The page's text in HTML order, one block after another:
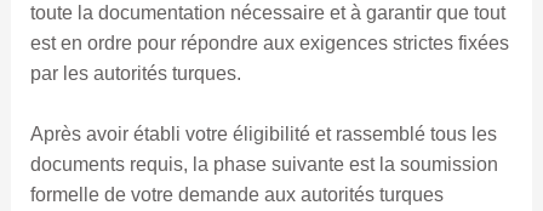
toute la documentation nécessaire et à garantir que tout
est en ordre pour répondre aux exigences strictes fixées
par les autorités turques.
Après avoir établi votre éligibilité et rassemblé tous les
documents requis, la phase suivante est la soumission
formelle de votre demande aux autorités turques